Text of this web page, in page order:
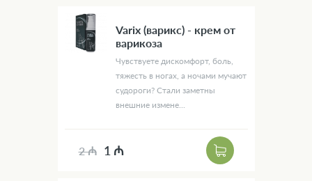
Varix (варикс) - крем от
варикоза
Чувствуете дискомфорт, боль,
тяжесть в ногах, а ночами мучают
судороги? Стали заметны
внешние измене...
2 ₼ 1 ₼